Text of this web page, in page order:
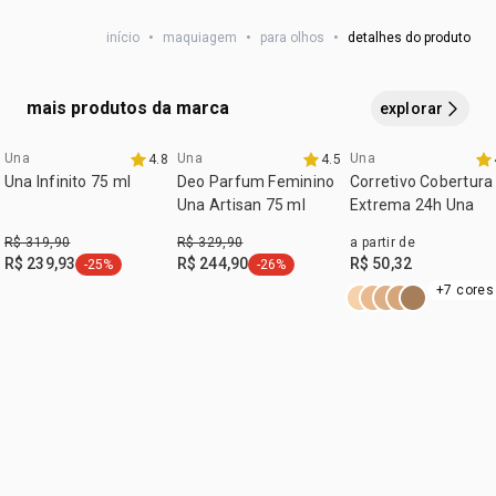
alcance o delineado perfeito de um jeito superfácil.
início • maquiagem • para olhos • detalhes do produto
mais produtos da marca explorar
08.08 natura
Una 4.8
Una Infinito 75 ml
R$ 319,90
R$ 239,93 etiqueta -25%
-25%
Una 4.5
Deo Parfum Feminino
Una Artisan 75 ml
R$ 329,90
R$ 244,90 etiqueta -26%
-26%
Una
Corretivo Cobertura
Extrema 24h Una
a partir de
R$ 50,32
+7 cores